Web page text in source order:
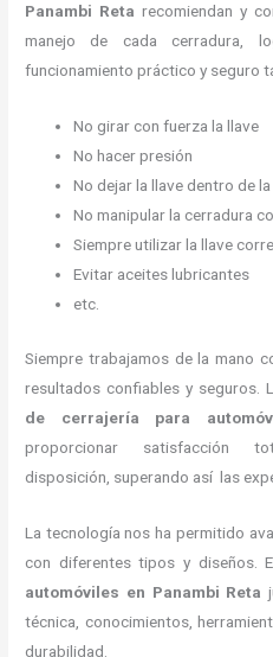
Panambi Reta recomiendan y
manejo de cada cerradura,
funcionamiento práctico y seguro
No girar con fuerza la llave
No hacer presión
No dejar la llave dentro de
No manipular la cerradura
Siempre utilizar la llave
Evitar aceites lubricantes
etc.
Siempre trabajamos de la mano
resultados confiables y seguros.
de cerrajería para
proporcionar satisfacción
disposición, superando así las
La tecnología nos ha permitido
con diferentes tipos y diseños.
automóviles en Panambi Reta
técnica, conocimientos,
durabilidad.